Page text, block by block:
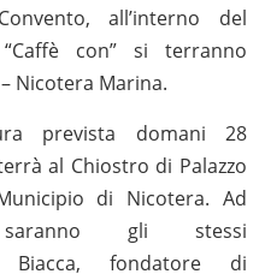
all’interno del
con” si terranno
Nicotera Marina.
prevista domani 28
al Chiostro di Palazzo
di Nicotera. Ad
gli stessi
Biacca, fondatore di